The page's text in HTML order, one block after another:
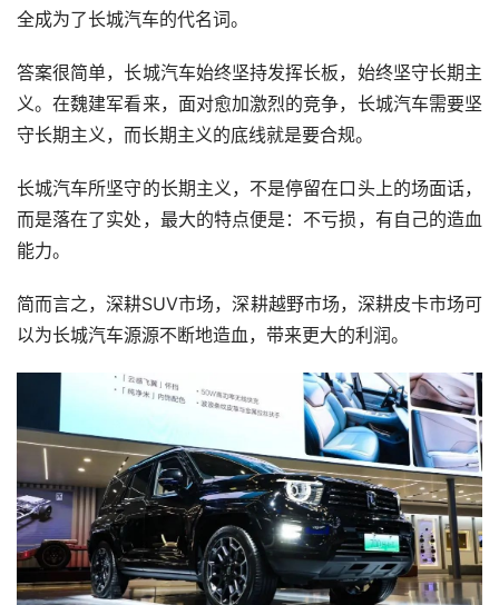
全成为了长城汽车的代名词。
答案很简单，长城汽车始终坚持发挥长板，始终坚守长期主
义。在魏建军看来，面对愈加激烈的竞争，长城汽车需要坚
守长期主义，而长期主义的底线就是要合规。
长城汽车所坚守的长期主义，不是停留在口头上的场面话，
而是落在了实处，最大的特点便是：不亏损，有自己的造血
能力。
简而言之，深耕SUV市场，深耕越野市场，深耕皮卡市场可
以为长城汽车源源不断地造血，带来更大的利润。